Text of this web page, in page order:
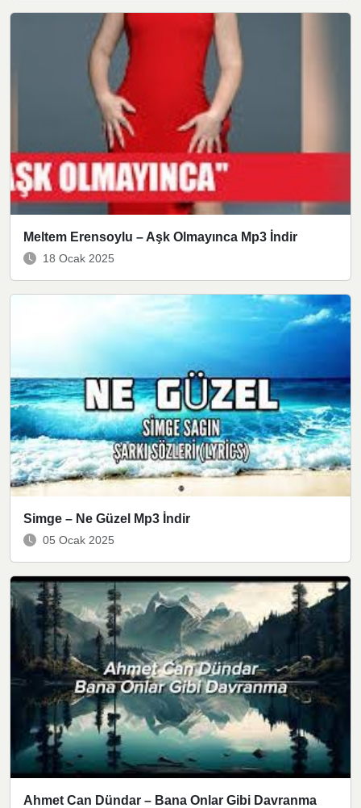
Meltem Erensoylu – Aşk Olmayınca Mp3 İndir
18 Ocak 2025
Simge – Ne Güzel Mp3 İndir
05 Ocak 2025
Ahmet Can Dündar – Bana Onlar Gibi Davranma